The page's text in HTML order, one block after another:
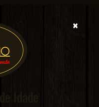
on-line!
×
Idade